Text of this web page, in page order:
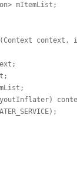
mItemList;
context,